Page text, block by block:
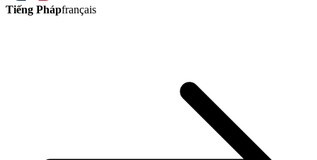
Tiếng Phápfrançais